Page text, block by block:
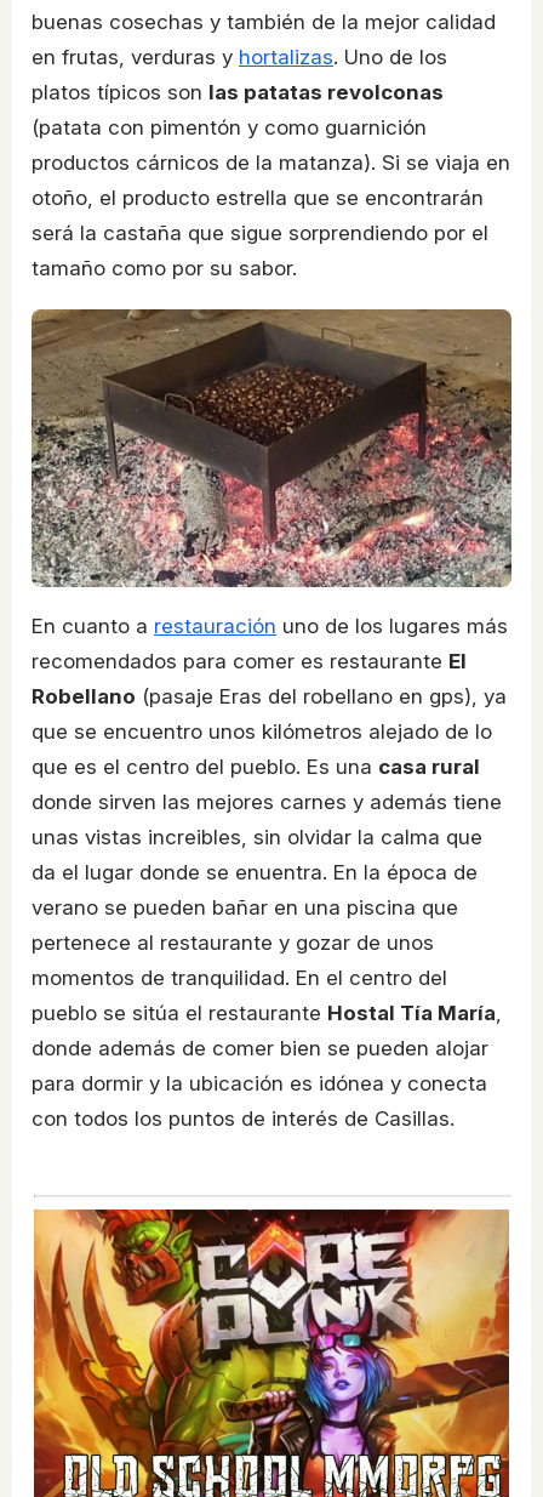
buenas cosechas y también de la mejor calidad
en frutas, verduras y hortalizas. Uno de los
platos típicos son las patatas revolconas
(patata con pimentón y como guarnición
productos cárnicos de la matanza). Si se viaja en
otoño, el producto estrella que se encontrarán
será la castaña que sigue sorprendiendo por el
tamaño como por su sabor.
En cuanto a restauración uno de los lugares más
recomendados para comer es restaurante El
Robellano (pasaje Eras del robellano en gps), ya
que se encuentro unos kilómetros alejado de lo
que es el centro del pueblo. Es una casa rural
donde sirven las mejores carnes y además tiene
unas vistas increibles, sin olvidar la calma que
da el lugar donde se enuentra. En la época de
verano se pueden bañar en una piscina que
pertenece al restaurante y gozar de unos
momentos de tranquilidad. En el centro del
pueblo se sitúa el restaurante Hostal Tía María
donde además de comer bien se pueden alojar
para dormir y la ubicación es idónea y conecta
con todos los puntos de interés de Casillas.